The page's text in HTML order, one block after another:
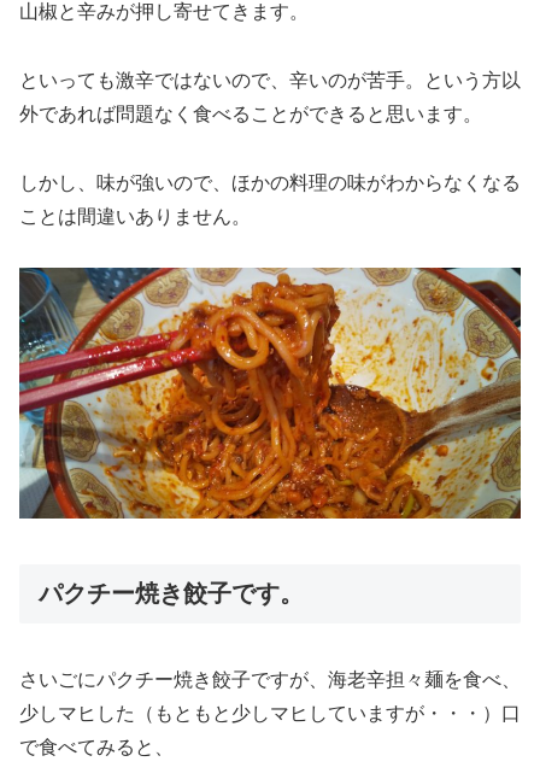
山椒と辛みが押し寄せてきます。
といっても激辛ではないので、辛いのが苦手。という方以
外であれば問題なく食べることができると思います。
しかし、味が強いので、ほかの料理の味がわからなくなる
ことは間違いありません。
パクチー焼き餃子です。
さいごにパクチー焼き餃子ですが、海老辛担々麺を食べ、
少しマヒした（もともと少しマヒしていますが・・・）口
で食べてみると、